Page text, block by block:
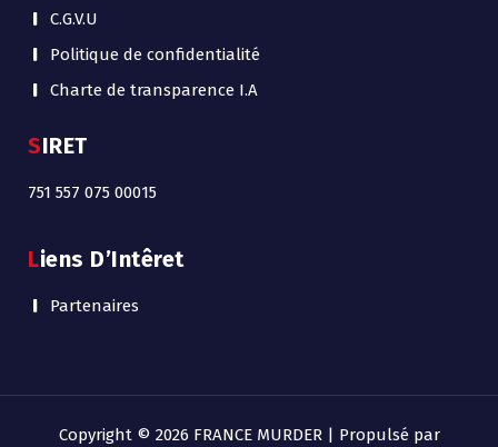
C.G.V.U
Politique de confidentialité
Charte de transparence I.A
SIRET
751 557 075 00015
Liens D’Intêret
Partenaires
Copyright © 2026 FRANCE MURDER | Propulsé par